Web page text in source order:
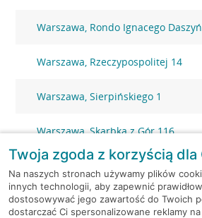
Warszawa, Rondo Ignacego
Warszawa, Rzeczypospolitej 14
Warszawa, Sierpińskiego 1
Warszawa, Skarbka z Gór 116
Warszawa, Słomińskiego 7
Warszawa, Sokołowska 11
Twoja zgoda z korzyścią dla
Na naszych stronach używamy plików
innych technologii, aby zapewnić
dostosowywać jego zawartość do Twoich
dostarczać Ci spersonalizowane reklamy